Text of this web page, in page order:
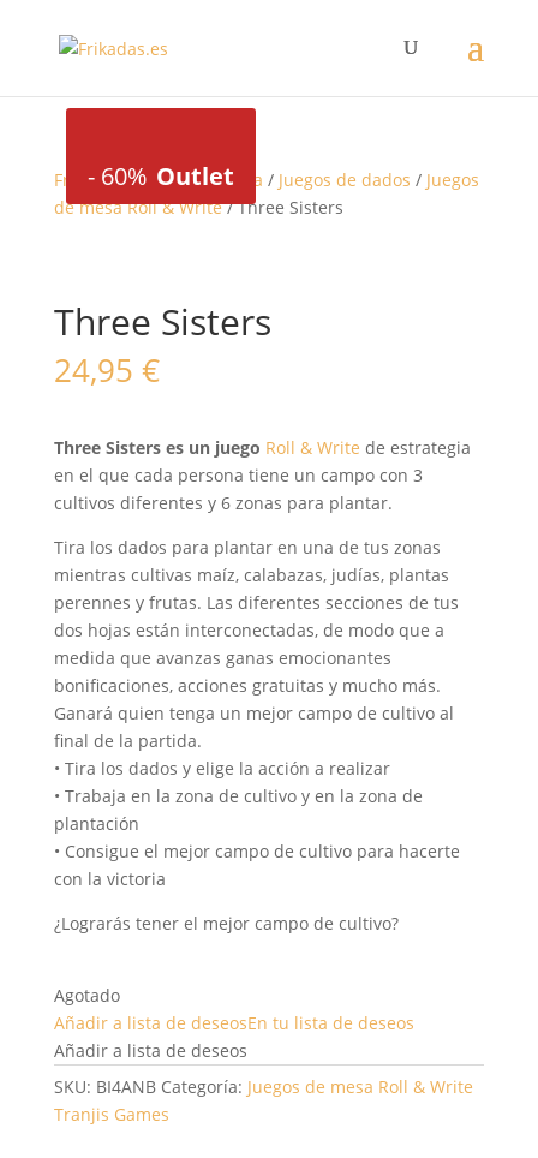
Frikadas/Juegos de mesa / Juegos de dados / Juegos
de mesa Roll & Write/ Three Sisters
Three Sisters
24,95 €
Three Sisters es un juego Roll & Write de estrategia
en el que cada persona tiene un campo con 3
cultivos diferentes y 6 zonas para plantar.
Tira los dados para plantar en una de tus zonas
mientras cultivas maíz, calabazas, judías, plantas
perennes y frutas. Las diferentes secciones de tus
dos hojas están interconectadas, de modo que a
medida que avanzas ganas emocionantes
bonificaciones, acciones gratuitas y mucho más.
Ganará quien tenga un mejor campo de cultivo al
final de la partida.
• Tira los dados y elige la acción a realizar
• Trabaja en la zona de cultivo y en la zona de
plantación
• Consigue el mejor campo de cultivo para hacerte
con la victoria
¿Lograrás tener el mejor campo de cultivo?
Agotado
Añadir a lista de deseosEn tu lista de deseos
Añadir a lista de deseos
SKU: BI4ANB Categoría: Juegos de mesa Roll & Write
Tranjis Games
-60% Outlet